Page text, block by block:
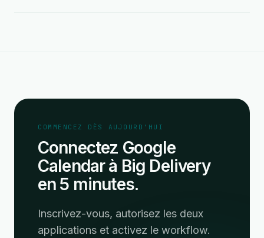
COMMENCEZ DÈS AUJOURD'HUI
Connectez Google
Calendar à Big Delivery
en 5 minutes.
Inscrivez-vous, autorisez les deux
applications et activez le workflow.